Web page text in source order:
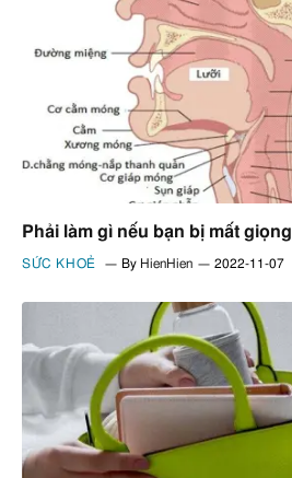
Phải làm gì nếu bạn bị mất giọng
SỨC KHOẺ By HienHien 2022-11-07